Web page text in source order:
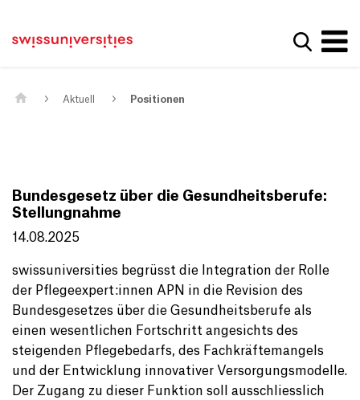
Main Navigation
Inhalt
Metanavigation
Suche
Aktuell Positionen
Bundesgesetz über die Gesundheitsberufe:
Stellungnahme
14.08.2025
swissuniversities begrüsst die Integration der Rolle
der Pflegeexpert:innen APN in die Revision des
Bundesgesetzes über die Gesundheitsberufe als
einen wesentlichen Fortschritt angesichts des
steigenden Pflegebedarfs, des Fachkräftemangels
und der Entwicklung innovativer Versorgungsmodelle.
Der Zugang zu dieser Funktion soll ausschliesslich